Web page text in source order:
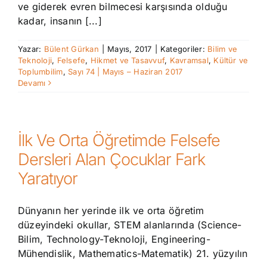
ve giderek evren bilmecesi karşısında olduğu
kadar, insanın [...]
Yazar: Bülent Gürkan Mayıs, 2017 Kategoriler: Bilim ve
Teknoloji, Felsefe, Hikmet ve Tasavvuf, Kavramsal, Kültür ve
Toplumbilim, Sayı 74 | Mayıs – Haziran 2017
Devamı
İlk Ve Orta Öğretimde Felsefe
Dersleri Alan Çocuklar Fark
Yaratıyor
Dünyanın her yerinde ilk ve orta öğretim
düzeyindeki okullar, STEM alanlarında (Science-
Bilim, Technology-Teknoloji, Engineering-
Mühendislik, Mathematics-Matematik) 21. yüzyılın